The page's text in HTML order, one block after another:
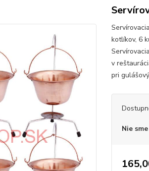
kotlíkov, 6
v
pri
Nie